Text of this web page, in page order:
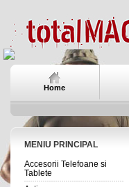
Home
MENIU PRINCIPAL
Accesorii Telefoane si
Tablete